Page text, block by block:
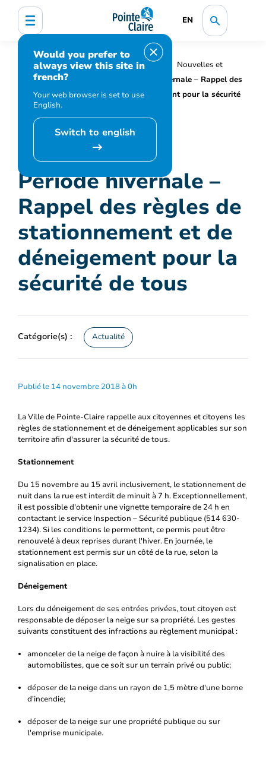
EN
Would you prefer to
always view this site in
french?
Your web browser is set to use
English.
Switch to english
Accueil Organisation municipale
Nouvelles et
médias
Actualités
Période hivernale – Rappel des
règles de stationnement et de déneigement pour la sécurité
de tous
Période hivernale –
Rappel des règles de
stationnement et de
déneigement pour la
sécurité de tous
Catégorie(s) : Actualité
Publié le 14 novembre 2018 à 0h
La Ville de Pointe-Claire rappelle aux citoyennes et citoyens les
règles de stationnement et de déneigement applicables sur son
territoire afin d'assurer la sécurité de tous.
Stationnement
Du 15 novembre au 15 avril inclusivement, le stationnement de
nuit dans la rue est interdit de minuit à 7 h. Exceptionnellement,
il est possible d'obtenir une vignette temporaire de 24 h en
contactant le service Inspection – Sécurité publique (514 630-
1234). Si les conditions le permettent, ce permis peut être
renouvelé à deux reprises durant l'hiver. En journée, le
stationnement est permis sur un côté de la rue, selon la
signalisation en place.
Déneigement
Lors du déneigement de ses entrées privées, tout citoyen est
responsable de déposer la neige sur sa propriété. Les gestes
suivants constituent des infractions au règlement municipal :
amonceler de la neige de façon à nuire à la visibilité des
automobilistes, que ce soit sur un terrain privé ou public;
déposer de la neige dans un rayon de 1,5 mètre d'une borne
d'incendie;
déposer de la neige sur une propriété publique ou sur
l'emprise municipale.